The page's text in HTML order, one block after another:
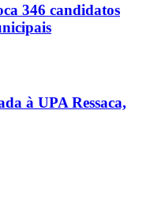
346 candidatos
à UPA Ressaca,